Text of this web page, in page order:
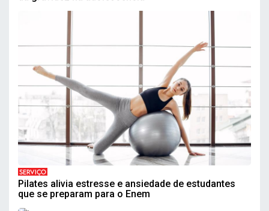
SERVIÇO
Pilates alivia estresse e ansiedade de estudantes
que se preparam para o Enem